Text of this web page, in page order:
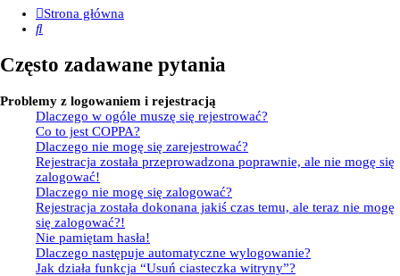
Strona główna
Szukaj
Często zadawane pytania
Problemy z logowaniem i rejestracją
Dlaczego w ogóle muszę się rejestrować?
Co to jest COPPA?
Dlaczego nie mogę się zarejestrować?
Rejestracja została przeprowadzona poprawnie, ale nie mogę się
zalogować!
Dlaczego nie mogę się zalogować?
Rejestracja została dokonana jakiś czas temu, ale teraz nie mogę
się zalogować?!
Nie pamiętam hasła!
Dlaczego następuje automatyczne wylogowanie?
Jak działa funkcja “Usuń ciasteczka witryny”?